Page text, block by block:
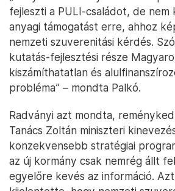
fejleszti a PULI-családot, de nem
anyagi támogatást erre, ahhoz
nemzeti szuverenitási kérdés.
kutatás-fejlesztési része
kiszámíthatatlan és
probléma” – mondta Palkó.
Radványi azt mondta,
Tanács Zoltán miniszteri
konzekvensebb stratégiai
az új kormány csak nemrég állt
egyelőre kevés az információ.